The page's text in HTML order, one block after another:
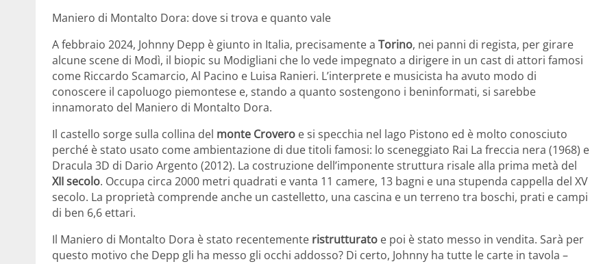
Maniero di Montalto Dora: dove si trova e quanto vale
A febbraio 2024, Johnny Depp è giunto in Italia, precisamente a Torino, nei panni di regista, per girare
alcune scene di Modì, il biopic su Modigliani che lo vede impegnato a dirigere in un cast di attori famosi
come Riccardo Scamarcio, Al Pacino e Luisa Ranieri. L’interprete e musicista ha avuto modo di
conoscere il capoluogo piemontese e, stando a quanto sostengono i beninformati, si sarebbe
innamorato del Maniero di Montalto Dora.
Il castello sorge sulla collina del monte Crovero e si specchia nel lago Pistono ed è molto conosciuto
perché è stato usato come ambientazione di due titoli famosi: lo sceneggiato Rai La freccia nera (1968) e
Dracula 3D di Dario Argento (2012). La costruzione dell’imponente struttura risale alla prima metà del
XII secolo. Occupa circa 2000 metri quadrati e vanta 11 camere, 13 bagni e una stupenda cappella del XV
secolo. La proprietà comprende anche un castelletto, una cascina e un terreno tra boschi, prati e campi
di ben 6,6 ettari.
Il Maniero di Montalto Dora è stato recentemente ristrutturato e poi è stato messo in vendita. Sarà per
questo motivo che Depp gli ha messo gli occhi addosso? Di certo, Johnny ha tutte le carte in tavola –